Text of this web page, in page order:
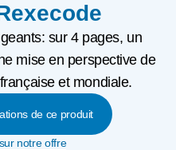
sur 4 pages, un
mise en perspective de
et mondiale.
de ce produit
notre offre